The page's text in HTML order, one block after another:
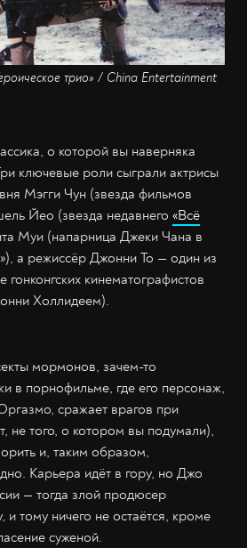
трио» / China Entertainment
о которой вы наверняка
ключевые роли сыграли актрисы
Мэгги Чун (звезда фильмов
Йео (звезда недавнего «Всё
Муи (напарница Джеки Чана в
а режиссёр Джонни То — один из
гонконгских кинематографистов
Холлидеем).
мормонов, зачем-то
в порнофильме, где его персонаж,
сражает врагов при
не того, о котором вы подумали),
и, таким образом,
Карьера идёт в гору, но Джо
— тогда злой продюсер
и тому ничего не остаётся, кроме
суженой.